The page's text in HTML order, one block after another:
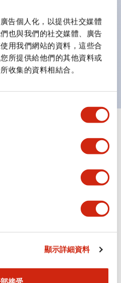
告個人化，以提供社交媒體
也與我們的社交媒體、廣告
用我們網站的資料，這些合
所提供給他們的其他資料或
收集的資料相結合。
顯示詳細資料
：可清楚辨識正方平頭形指
點燈時的顏色識別。
範：在危險或緊急狀況下，
更多人識別。